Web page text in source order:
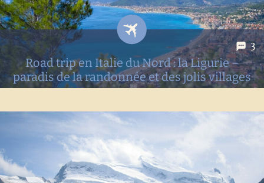
3
Road trip en Italie du Nord : la Ligurie –
paradis de la randonnée et des jolis villages
Récit de notre road trip d'une semaine en Ligurie à la
découverte des plus jolis villages, spots d'escalade et bien
évidemment de randos!